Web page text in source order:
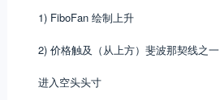
1) FiboFan 绘制上升
2) 价格触及（从上方）斐波那契线之一
进入空头头寸